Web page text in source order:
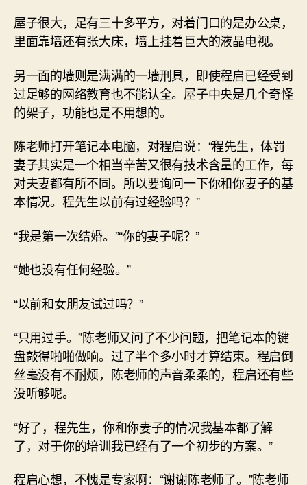
屋子很大，足有三十多平方，对着门口的是办公桌，
里面靠墙还有张大床，墙上挂着巨大的液晶电视。
另一面的墙则是满满的一墙刑具，即使程启已经受到
过足够的网络教育也不能认全。屋子中央是几个奇怪
的架子，功能也是不用想的。
陈老师打开笔记本电脑，对程启说：“程先生，体罚
妻子其实是一个相当辛苦又很有技术含量的工作，每
对夫妻都有所不同。所以要询问一下你和你妻子的基
本情况。程先生以前有过经验吗？”
“我是第一次结婚。”“你的妻子呢？”
“她也没有任何经验。”
“以前和女朋友试过吗？”
“只用过手。”陈老师又问了不少问题，把笔记本的键
盘敲得啪啪做响。过了半个多小时才算结束。程启倒
丝毫没有不耐烦，陈老师的声音柔柔的，程启还有些
没听够呢。
“好了，程先生，你和你妻子的情况我基本都了解
了，对于你的培训我已经有了一个初步的方案。”
程启心想，不愧是专家啊：“谢谢陈老师了。”陈老师